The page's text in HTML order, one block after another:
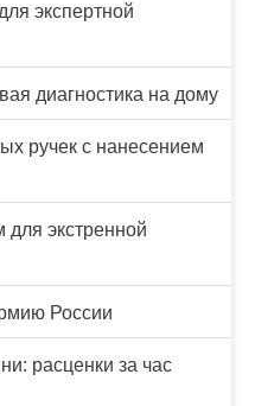
экспертной
диагностика на дому
ручек с нанесением
для экстренной
России
расценки за час